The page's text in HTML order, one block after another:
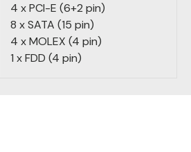
4 x PCI-E (6+2 pin)
8 x SATA (15 pin)
4 x MOLEX (4 pin)
1 x FDD (4 pin)